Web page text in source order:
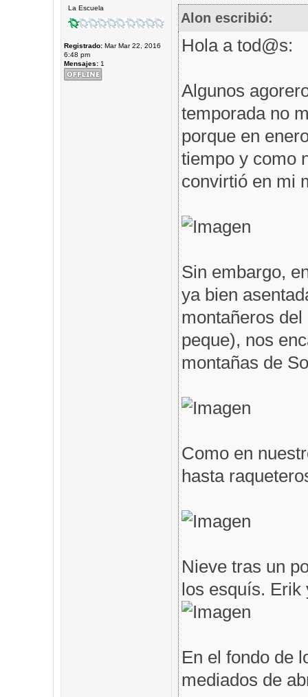
La Escuela
Registrado:Mar Mar 22, 2016
6:48 pm
Mensajes:1
Alon escribió:
Hola a tod@s:
Algunos
temporada no
porque en
tiempo y como
convirtió en mi
Sin embargo,
ya bien
montañeros
peque), nos
montañas de
Como en
hasta
Nieve tras un
los esquís. Erik
En el fondo de
mediados de